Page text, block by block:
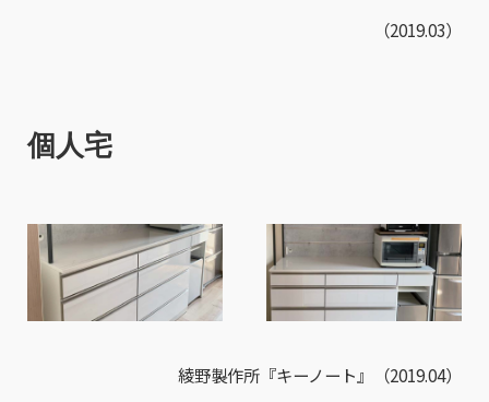
（2019.03）
個人宅
綾野製作所『キーノート』（2019.04）